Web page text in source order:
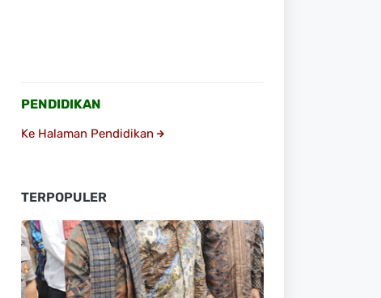
PENDIDIKAN
Ke Halaman Pendidikan
TERPOPULER